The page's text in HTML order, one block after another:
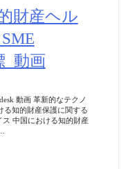
財産ヘル
_動画
動画 革新的なテクノ
る知的財産保護に関する
中国における知的財産